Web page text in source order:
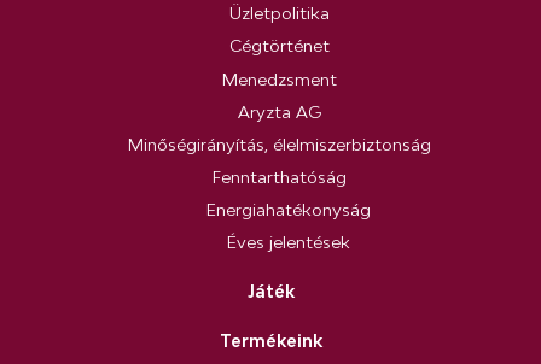
Üzletpolitika
Cégtörténet
Menedzsment
Aryzta AG
Minőségirányítás, élelmiszerbiztonság
Fenntarthatóság
Energiahatékonyság
Éves jelentések
Játék
Termékeink